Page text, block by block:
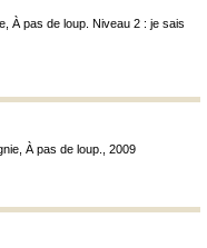
À pas de loup. Niveau 2 : je sais
À pas de loup., 2009